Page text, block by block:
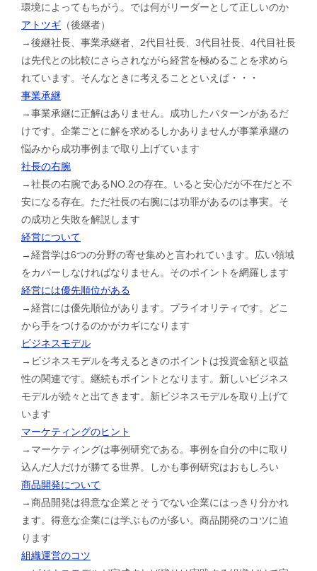
環境によってもちがう。では何がリーダーとして正しいのか
アトツギ （後継者）
→後継社長、事業承継者、2代目社長、3代目社長、4代目社長
は先代との比較にさらされながら経営を極めることを求めら
れています。そんなときに考えることといえば・・・
事業承継
→事業承継に正解はありません。成功したパターンがあるだ
けです。企業ごとに解を求めるしかありませんが事業承継の
悩みから成功事例まで取り上げています
社長の右腕
→社長の右腕であるNO.2の存在。いると安心だが不在だと不
安になる存在。ただ社長の右腕には功罪があるのは事実。そ
の成功と失敗を解説します
経営について
→経営学は6つの分野の寄せ集めと言われています。広い領域
をカバーしなければなりません。そのポイントを網羅します
経営には優先順位がある
→経営には優先順位があります。プライオリティです。どこ
から手をつけるのかがカギになります
ビジネスモデル
→ビジネスモデルを考えるときのポイントは投資金額と収益
性の関連です。継続もポイントとなります。新しいビジネス
モデルが続々と出てきます。新ビジネスモデルを取り上げて
います
マーケティングのヒント
→マーケティングは事例研究である。事例を自分の中に取り
込んだ人だけが勝てる世界。しかも事例研究はおもしろい
商品開発について
→商品開発は得意な企業とそうでない企業にはっきり分かれ
ます。得意な企業には学ぶものが多い。商品開発のコツに迫
ります
組織運営のコツ